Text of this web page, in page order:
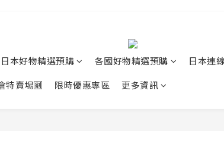
日本好物精選預購 各國好物精選預購 日本連
特賣埸🈹
限時優惠專區 更多資訊